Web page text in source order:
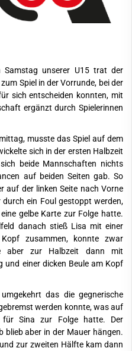
Samstag unserer U15 trat der
Spiel in der Vorrunde, bei der
sich entscheiden konnten, mit
ergänzt durch Spielerinnen
musste das Spiel auf dem
sich in der ersten Halbzeit
beide Mannschaften nichts
auf beiden Seiten gab. So
auf der linken Seite nach Vorne
ein Foul gestoppt werden,
gelbe Karte zur Folge hatte.
danach stieß Lisa mit einer
zusammen, konnte zwar
aber zur Halbzeit dann mit
einer dicken Beule am Kopf
das die gegnerische
werden konnte, was auf
für Sina zur Folge hatte. Der
blieb aber in der Mauer hängen.
zur zweiten Hälfte kam dann